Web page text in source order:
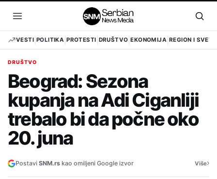
sadržaj
Otvori
meni
VESTI POLITIKA PROTESTI DRUŠTVO EKONOMIJA REGION I SVET
DRUŠTVO
Beograd: Sezona
kupanja na Adi Ciganliji
trebalo bi da počne oko
20. juna
Postavi SNM.rs kao omiljeni Google izvor Više›